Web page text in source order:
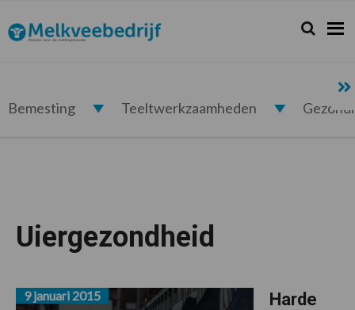
de
hoofdnavigatie
de
hoofd
de
voettekst
Melkveebedrijf.nl Zoeken...
Zoek
Bemesting Teeltwerkzaamheden
Uiergezondheid
Harde
9 januari 2015